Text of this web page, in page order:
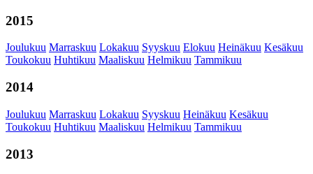
2015
Joulukuu Marraskuu Lokakuu Syyskuu Elokuu Heinäkuu Kesäkuu
Toukokuu Huhtikuu Maaliskuu Helmikuu Tammikuu
2014
Joulukuu Marraskuu Lokakuu Syyskuu Heinäkuu Kesäkuu
Toukokuu Huhtikuu Maaliskuu Helmikuu Tammikuu
2013